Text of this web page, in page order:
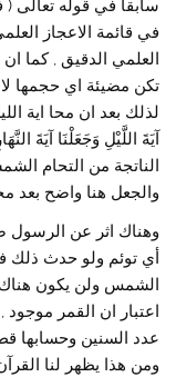
سابقا في قوله تعالى (
في قائمة الاعجاز
العلمي الدقيق , كما
تكن مضيئة اي حجمها لا
لذلك بعد ان محا اية
آيَةَ اللَّيْلِ وَجَعَلْنَا آيَةَ
الناتجة من التحام
والجعل هنا واضح بعد
وهناك اثر عن الرسول
أي توئم ولو حدث ذلك
الشمس ولن يكون هناك
اعتبار ان القمر
عدد السنين وحسابها
ومن هذا يظهر لنا